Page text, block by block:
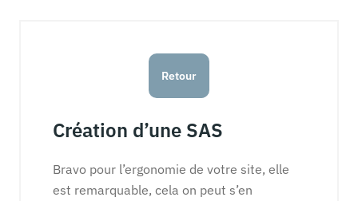
Retour
Création d’une SAS
Bravo pour l’ergonomie de votre site, elle
est remarquable, cela on peut s’en